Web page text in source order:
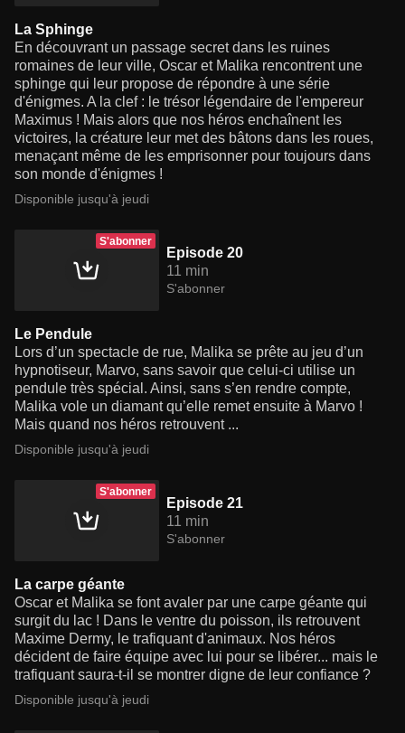
La Sphinge
En découvrant un passage secret dans les ruines
romaines de leur ville, Oscar et Malika rencontrent une
sphinge qui leur propose de répondre à une série
d'énigmes. A la clef : le trésor légendaire de l'empereur
Maximus ! Mais alors que nos héros enchaînent les
victoires, la créature leur met des bâtons dans les roues,
menaçant même de les emprisonner pour toujours dans
son monde d'énigmes !
Disponible jusqu'à jeudi
S'abonner
Episode 20
11 min
S'abonner
Le Pendule
Lors d’un spectacle de rue, Malika se prête au jeu d’un
hypnotiseur, Marvo, sans savoir que celui-ci utilise un
pendule très spécial. Ainsi, sans s’en rendre compte,
Malika vole un diamant qu’elle remet ensuite à Marvo !
Mais quand nos héros retrouvent ...
Disponible jusqu'à jeudi
S'abonner
Episode 21
11 min
S'abonner
La carpe géante
Oscar et Malika se font avaler par une carpe géante qui
surgit du lac ! Dans le ventre du poisson, ils retrouvent
Maxime Dermy, le trafiquant d'animaux. Nos héros
décident de faire équipe avec lui pour se libérer... mais le
trafiquant saura-t-il se montrer digne de leur confiance ?
Disponible jusqu'à jeudi